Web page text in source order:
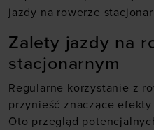
jazdy na rowerze
Zalety jazdy na
stacjonarnym
Regularne korzystanie z
przynieść znaczące
Oto przegląd